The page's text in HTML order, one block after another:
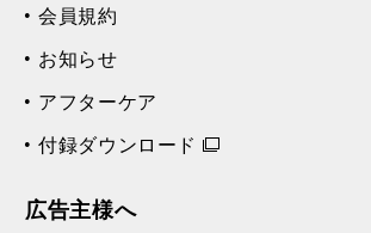
会員規約
お知らせ
アフターケア
付録ダウンロード
広告主様へ